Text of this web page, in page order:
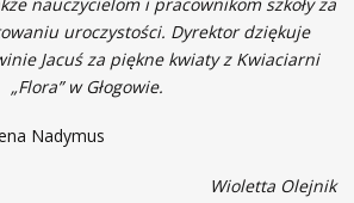
uroczystości. Dyrektor dziękuje
Jacuś za piękne kwiaty z Kwiaciarni
„Flora” w Głogowie.
Nadymus
Wioletta Olejnik